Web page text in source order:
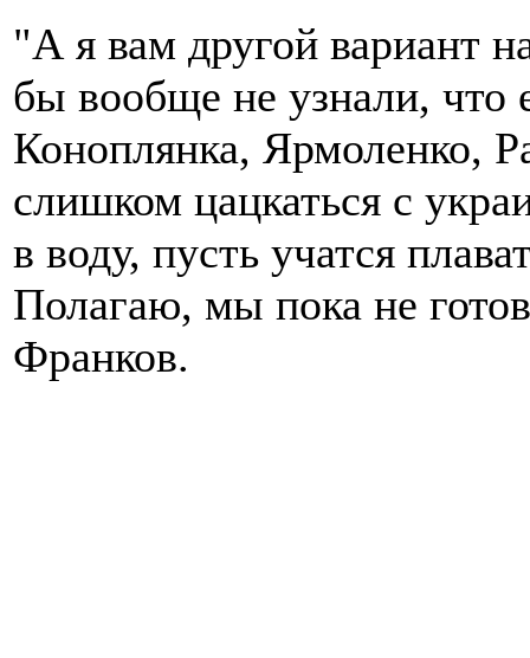
"А я вам другой вариант
бы вообще не узнали, что
Коноплянка, Ярмоленко,
слишком цацкаться с
в воду, пусть учатся
Полагаю, мы пока не
Франков.